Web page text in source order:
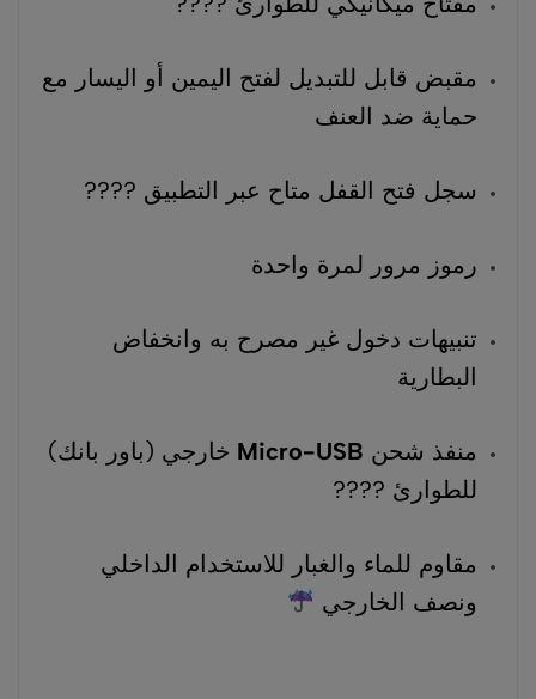
مقبض قابل للتبديل لفتح اليمين أو اليسار مع
حماية ضد العنف
سجل فتح القفل متاح عبر التطبيق ????
رموز مرور لمرة واحدة
تنبيهات دخول غير مصرح به وانخفاض
البطارية
منفذ شحن Micro-USB خارجي (باور بانك)
للطوارئ ????
مقاوم للماء والغبار للاستخدام الداخلي
ونصف الخارجي